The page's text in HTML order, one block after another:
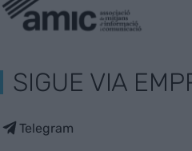
SIGUE VIA
Telegram